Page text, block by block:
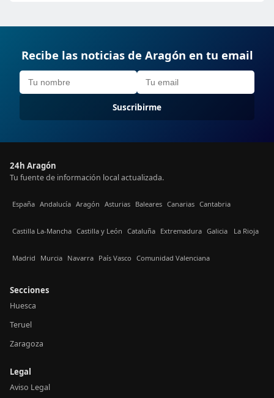
Recibe las noticias de Aragón en tu email
Suscribirme
24h Aragón
Tu fuente de información local actualizada.
España Andalucía Aragón Asturias Baleares Canarias Cantabria
Castilla La-Mancha Castilla y León Cataluña Extremadura Galicia La Rioja
Madrid Murcia Navarra País Vasco Comunidad Valenciana
Secciones
Huesca
Teruel
Zaragoza
Legal
Aviso Legal